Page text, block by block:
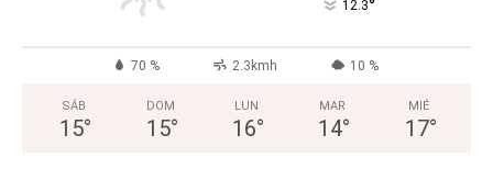
12.3°
70 % 2.3kmh 10 %
SÁB
15°
DOM
15°
LUN
16°
MAR
14°
MIÉ
17°